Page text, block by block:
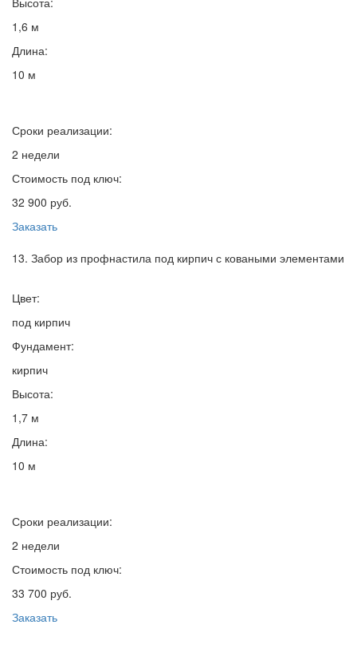
1,6 м
Длина:
10 м
Сроки реализации:
2 недели
Стоимость под ключ:
32 900 руб.
Заказать
13. Забор из профнастила под кирпич с коваными элементами
Цвет:
под кирпич
Фундамент:
кирпич
Высота:
1,7 м
Длина:
10 м
Сроки реализации:
2 недели
Стоимость под ключ:
33 700 руб.
Заказать